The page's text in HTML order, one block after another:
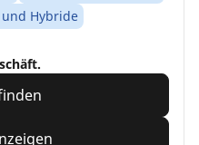
Hybride